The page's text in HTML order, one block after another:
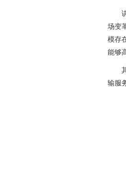
场变
模存
能够
输服